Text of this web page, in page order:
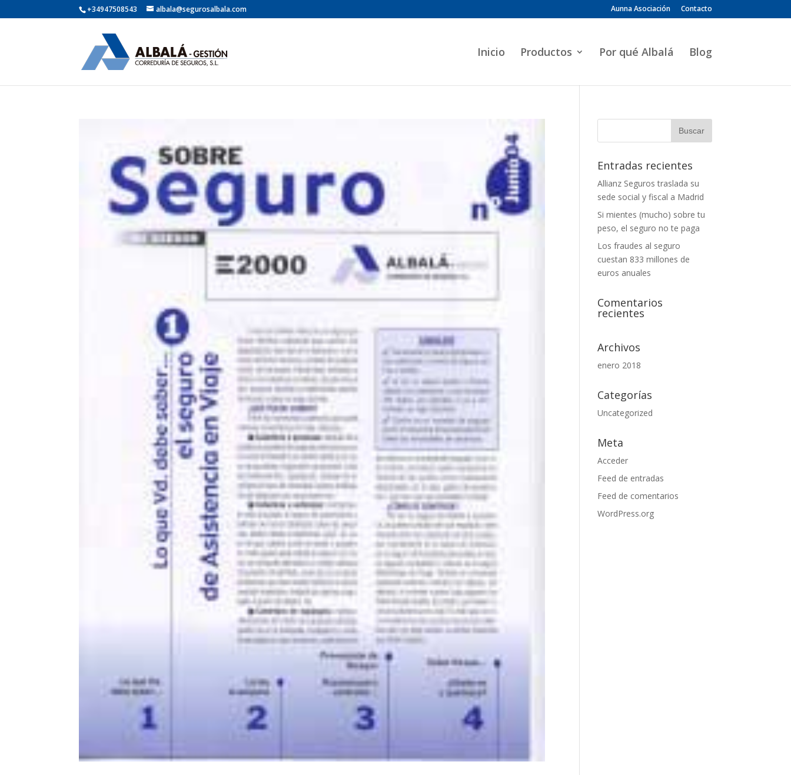
+34947508543 albala@segurosalbala.com Aunna Asociación Contacto
Inicio Productos Por qué Albalá Blog
Entradas recientes
Allianz Seguros traslada su
sede social y fiscal a Madrid
Si mientes (mucho) sobre tu
peso, el seguro no te paga
Los fraudes al seguro
cuestan 833 millones de
euros anuales
Comentarios
recientes
Archivos
enero 2018
Categorías
Uncategorized
Meta
Acceder
Feed de entradas
Feed de comentarios
WordPress.org